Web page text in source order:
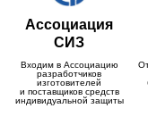
Ассоциация
СИЗ
Входим в Ассоциацию
разработчиков
изготовителей
и поставщиков средств
индивидуальной защиты